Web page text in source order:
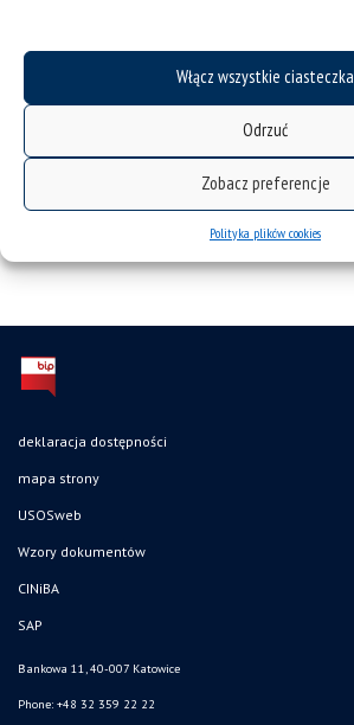
Włącz wszystkie ciasteczka
Odrzuć
Zobacz preferencje
Polityka plików cookies
deklaracja dostępności
mapa strony
USOSweb
Wzory dokumentów
CINiBA
SAP
Bankowa 11, 40-007 Katowice
Phone: +48 32 359 22 22